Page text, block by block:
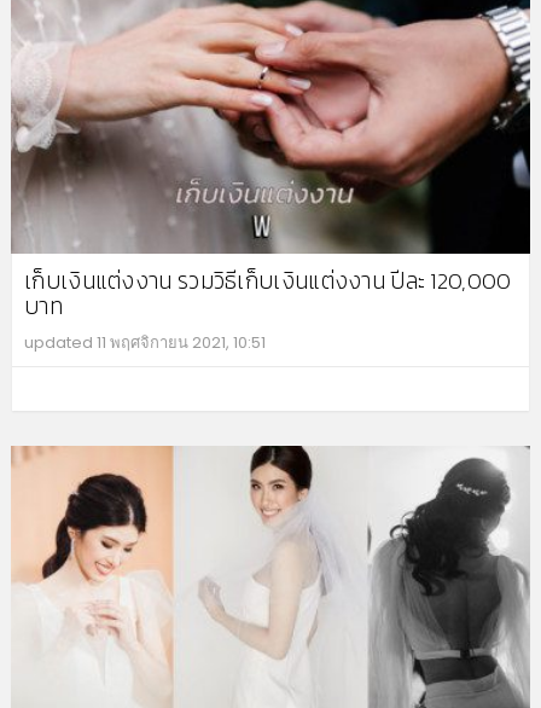
เก็บเงินแต่งงาน รวมวิธีเก็บเงินแต่งงาน ปีละ 120,000
บาท
updated 11 พฤศจิกายน 2021, 10:51